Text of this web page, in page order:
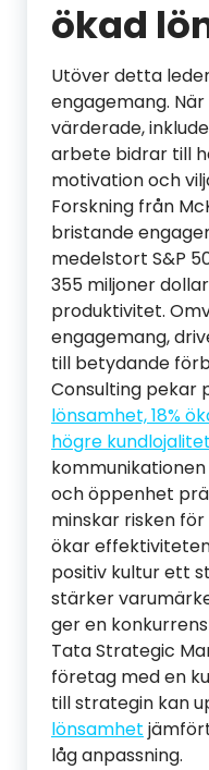
ökad
Utöver detta
engagemang.
värderade,
arbete bidrar till
motivation och
Forskning från
bristande
medelstort S&P
355 miljoner
produktivitet.
engagemang,
till betydande
Consulting pekar
lönsamhet, 18%
högre kundlojalitet
och öppenhet
minskar risken
ökar
positiv kultur ett
stärker
ger en
Tata Strategic
företag med en
till strategin kan
lönsamhet
låg anpassning.